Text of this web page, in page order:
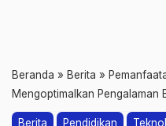
Beranda » Berita »
Mengoptimalkan Pengalaman
Berita Pendidikan